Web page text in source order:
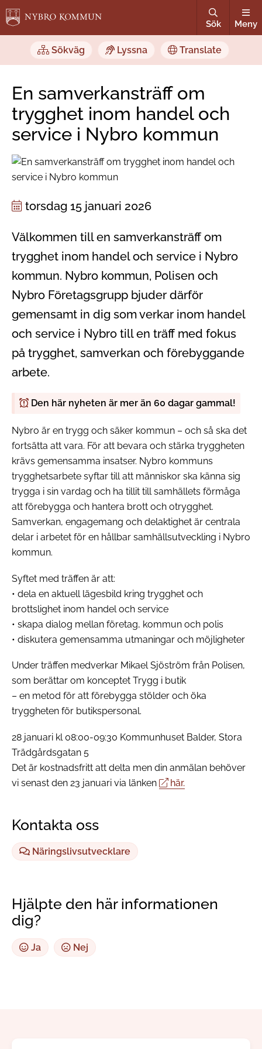
Sök Meny
Sökväg Lyssna Translate
En samverkansträff om
trygghet inom handel och
service i Nybro kommun
torsdag 15 januari 2026
Välkommen till en samverkansträff om
trygghet inom handel och service i Nybro
kommun. Nybro kommun, Polisen och
Nybro Företagsgrupp bjuder därför
gemensamt in dig som verkar inom handel
och service i Nybro till en träff med fokus
på trygghet, samverkan och förebyggande
arbete.
Den här nyheten är mer än 60 dagar gammal!
Nybro är en trygg och säker kommun – och så ska det
fortsätta att vara. För att bevara och stärka tryggheten
krävs gemensamma insatser. Nybro kommuns
trygghetsarbete syftar till att människor ska känna sig
trygga i sin vardag och ha tillit till samhällets förmåga
att förebygga och hantera brott och otrygghet.
Samverkan, engagemang och delaktighet är centrala
delar i arbetet för en hållbar samhällsutveckling i Nybro
kommun.
Syftet med träffen är att:
• dela en aktuell lägesbild kring trygghet och
brottslighet inom handel och service
• skapa dialog mellan företag, kommun och polis
• diskutera gemensamma utmaningar och möjligheter
Under träffen medverkar Mikael Sjöström från Polisen,
som berättar om konceptet Trygg i butik
– en metod för att förebygga stölder och öka
tryggheten för butikspersonal.
28 januari kl 08:00-09:30 Kommunhuset Balder, Stora
Trädgårdsgatan 5
Det är kostnadsfritt att delta men din anmälan behöver
vi senast den 23 januari via länken
här.
Kontakta oss
Näringslivsutvecklare
Hjälpte den här informationen
dig?
Ja Nej